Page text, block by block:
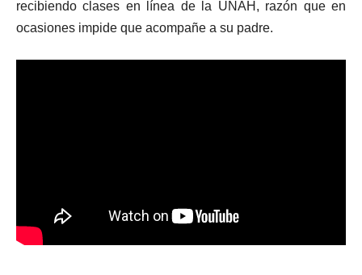
recibiendo clases en línea de la UNAH, razón que en
ocasiones impide que acompañe a su padre.